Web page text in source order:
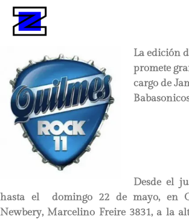
La edición
promete
cargo de
Desde el
hasta el domingo 22 de mayo, en
Newbery, Marcelino Freire 3831, a la